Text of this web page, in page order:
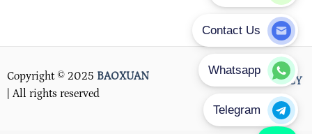
Copyright © 2025 BAOXUAN
| All rights reserved
PRIVACY POLICY